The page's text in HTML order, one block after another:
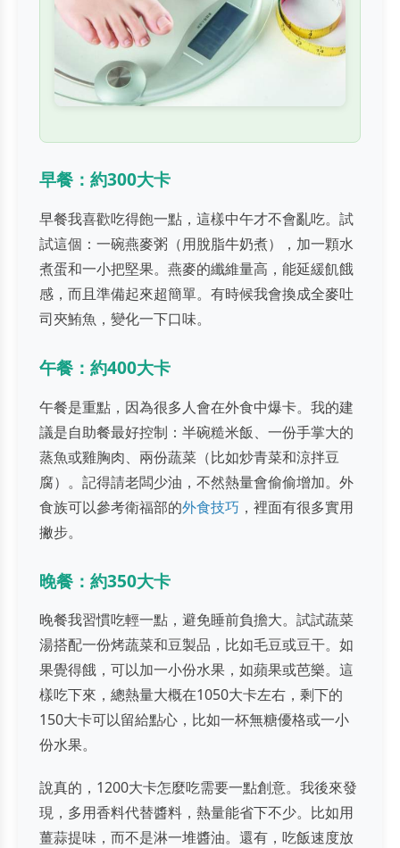
早餐：約300大卡
早餐我喜歡吃得飽一點，這樣中午才不會亂吃。試
試這個：一碗燕麥粥（用脫脂牛奶煮），加一顆水
煮蛋和一小把堅果。燕麥的纖維量高，能延緩飢餓
感，而且準備起來超簡單。有時候我會換成全麥吐
司夾鮪魚，變化一下口味。
午餐：約400大卡
午餐是重點，因為很多人會在外食中爆卡。我的建
議是自助餐最好控制：半碗糙米飯、一份手掌大的
蒸魚或雞胸肉、兩份蔬菜（比如炒青菜和涼拌豆
腐）。記得請老闆少油，不然熱量會偷偷增加。外
食族可以參考衛福部的外食技巧 ，裡面有很多實用
撇步。
晚餐：約350大卡
晚餐我習慣吃輕一點，避免睡前負擔大。試試蔬菜
湯搭配一份烤蔬菜和豆製品，比如毛豆或豆干。如
果覺得餓，可以加一小份水果，如蘋果或芭樂。這
樣吃下來，總熱量大概在1050大卡左右，剩下的
150大卡可以留給點心，比如一杯無糖優格或一小
份水果。
說真的，1200大卡怎麼吃需要一點創意。我後來發
現，多用香料代替醬料，熱量能省下不少。比如用
薑蒜提味，而不是淋一堆醬油。還有，吃飯速度放